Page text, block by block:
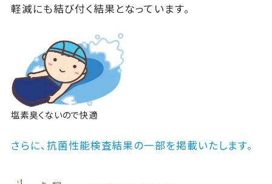
軽減にも結び付く結果となっています。
塩素臭くないので快適
さらに、抗菌性能検査結果の一部を掲載いたします。